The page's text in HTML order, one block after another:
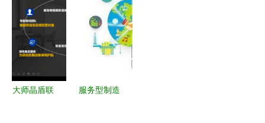
力
网络服务的
核心实践
大师晶盾联
服务型制造